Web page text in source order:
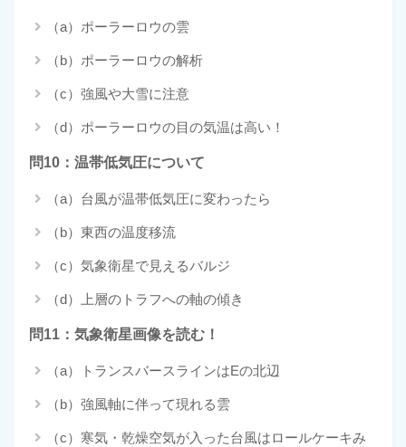
（a）ポーラーロウの雲
（b）ポーラーロウの解析
（c）強風や大雪に注意
（d）ポーラーロウの目の気温は高い！
問10：温帯低気圧について
（a）台風が温帯低気圧に変わったら
（b）東西の温度移流
（c）気象衛星で見えるバルジ
（d）上層のトラフへの軸の傾き
問11：気象衛星画像を読む！
（a）トランスバースラインはEの北辺
（b）強風軸に伴って現れる雲
（c）寒気・乾燥空気が入った台風はロールケーキみ